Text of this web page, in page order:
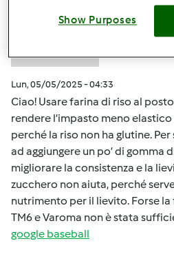
Lun, 05/05/2025 - 04:33
Ciao! Usare farina di riso al
rendere l’impasto meno
perché la riso non ha glutine.
ad aggiungere un po’ di gomma
migliorare la consistenza e la
zucchero non aiuta, perché
nutrimento per il lievito. Forse
TM6 e Varoma non è stata
google baseball
Show Purposes